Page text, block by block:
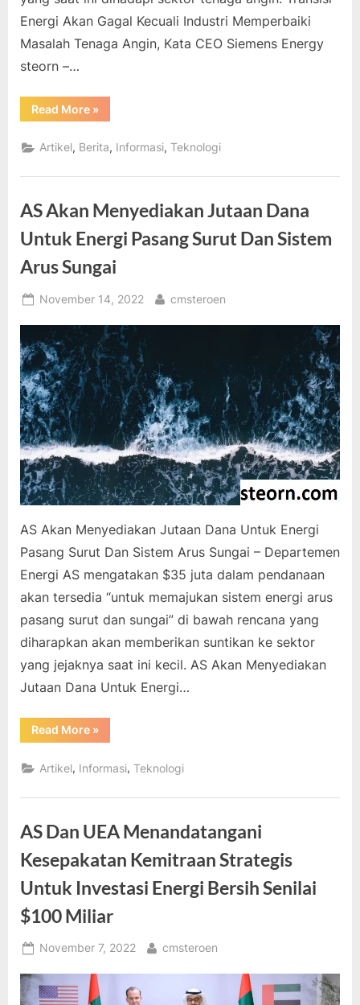
Energi Akan Gagal Kecuali Industri Memperbaiki
Masalah Tenaga Angin, Kata CEO Siemens Energy
steorn –…
Read More“Transisi
Energi
Gagal
Kecuali
Memperbaiki
Angin,
Kata
Siemens
»
Artikel, Berita, Informasi,Teknologi
AS Akan Menyediakan Jutaan Dana
Untuk Energi Pasang Surut Dan Sistem
Arus Sungai
Posted
November 14, 2022 By
cmsteroen
AS Akan Menyediakan Jutaan Dana Untuk Energi
Pasang Surut Dan Sistem Arus Sungai – Departemen
Energi AS mengatakan $35 juta dalam pendanaan
akan tersedia “untuk memajukan sistem energi arus
pasang surut dan sungai” di bawah rencana yang
diharapkan akan memberikan suntikan ke sektor
yang jejaknya saat ini kecil. AS Akan Menyediakan
Jutaan Dana Untuk Energi…
Read More“AS
Akan
Jutaan
Dana
Energi
Dan
Sistem
Arus
Sungai”
»
Artikel, Informasi,Teknologi
AS Dan UEA Menandatangani
Kesepakatan Kemitraan Strategis
Untuk Investasi Energi Bersih Senilai
$100 Miliar
Posted
November 7, 2022 By
cmsteroen